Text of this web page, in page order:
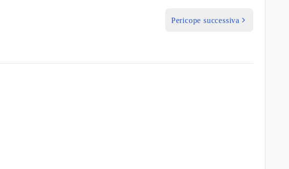
Pericope successiva